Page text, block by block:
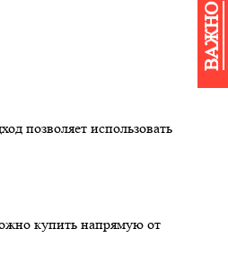
ВАЖНО
позволяет использовать
купить напрямую от